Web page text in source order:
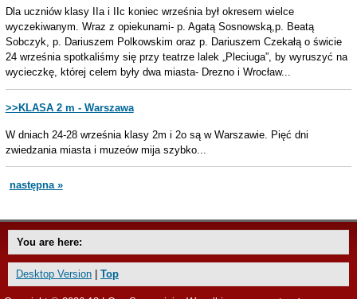
Dla uczniów klasy IIa i IIc koniec września był okresem wielce
wyczekiwanym. Wraz z opiekunami- p. Agatą Sosnowską,p. Beatą
Sobczyk, p. Dariuszem Polkowskim oraz p. Dariuszem Czekałą o świcie
24 września spotkaliśmy się przy teatrze lalek „Pleciuga”, by wyruszyć na
wycieczkę, której celem były dwa miasta- Drezno i Wrocław...
>>KLASA 2 m - Warszawa
W dniach 24-28 września klasy 2m i 2o są w Warszawie. Pięć dni
zwiedzania miasta i muzeów mija szybko...
następna »
You are here:
Desktop Version Top